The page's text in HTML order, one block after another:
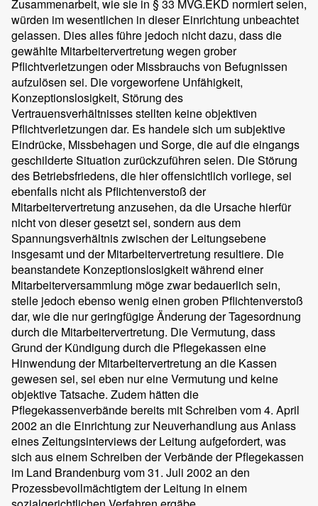
Zusammenarbeit, wie sie in § 33 MVG.EKD normiert seien,
würden im wesentlichen in dieser Einrichtung unbeachtet
gelassen. Dies alles führe jedoch nicht dazu, dass die
gewählte Mitarbeitervertretung wegen grober
Pflichtverletzungen oder Missbrauchs von Befugnissen
aufzulösen sei. Die vorgeworfene Unfähigkeit,
Konzeptionslosigkeit, Störung des
Vertrauensverhältnisses stellten keine objektiven
Pflichtverletzungen dar. Es handele sich um subjektive
Eindrücke, Missbehagen und Sorge, die auf die eingangs
geschilderte Situation zurückzuführen seien. Die Störung
des Betriebsfriedens, die hier offensichtlich vorliege, sei
ebenfalls nicht als Pflichtenverstoß der
Mitarbeitervertretung anzusehen, da die Ursache hierfür
nicht von dieser gesetzt sei, sondern aus dem
Spannungsverhältnis zwischen der Leitungsebene
insgesamt und der Mitarbeitervertretung resultiere. Die
beanstandete Konzeptionslosigkeit während einer
Mitarbeiterversammlung möge zwar bedauerlich sein,
stelle jedoch ebenso wenig einen groben Pflichtenverstoß
dar, wie die nur geringfügige Änderung der Tagesordnung
durch die Mitarbeitervertretung. Die Vermutung, dass
Grund der Kündigung durch die Pflegekassen eine
Hinwendung der Mitarbeitervertretung an die Kassen
gewesen sei, sei eben nur eine Vermutung und keine
objektive Tatsache. Zudem hätten die
Pflegekassenverbände bereits mit Schreiben vom 4. April
2002 an die Einrichtung zur Neuverhandlung aus Anlass
eines Zeitungsinterviews der Leitung aufgefordert, was
sich aus einem Schreiben der Verbände der Pflegekassen
im Land Brandenburg vom 31. Juli 2002 an den
Prozessbevollmächtigtem der Leitung in einem